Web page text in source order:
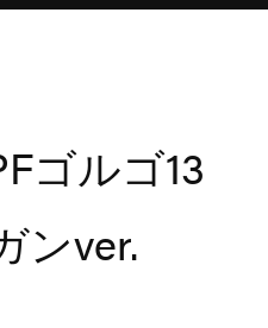
ゴルゴ13
ンver.